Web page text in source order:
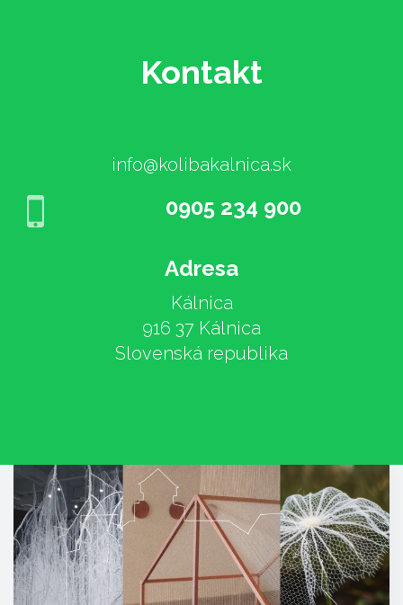
Kontakt
info@kolibakalnica.sk
0905 234 900
Adresa
Kálnica
916 37 Kálnica
Slovenská republika